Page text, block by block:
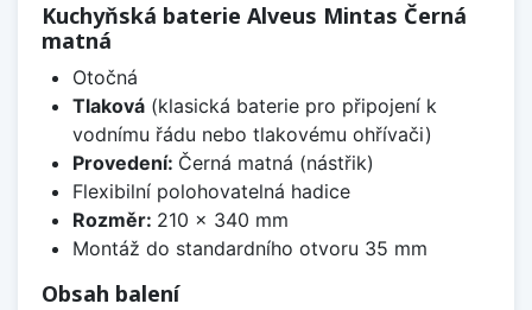
Kuchyňská baterie Alveus Mintas Černá
matná
Otočná
Tlaková(klasická baterie pro připojení k
vodnímu řádu nebo tlakovému ohřívači)
Provedení: Černá matná (nástřik)
Flexibilní polohovatelná hadice
Rozměr: 210 x 340 mm
Montáž do standardního otvoru 35 mm
Obsah balení